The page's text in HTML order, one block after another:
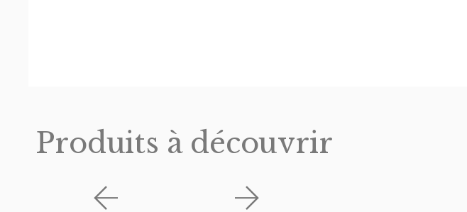
Produits à découvrir